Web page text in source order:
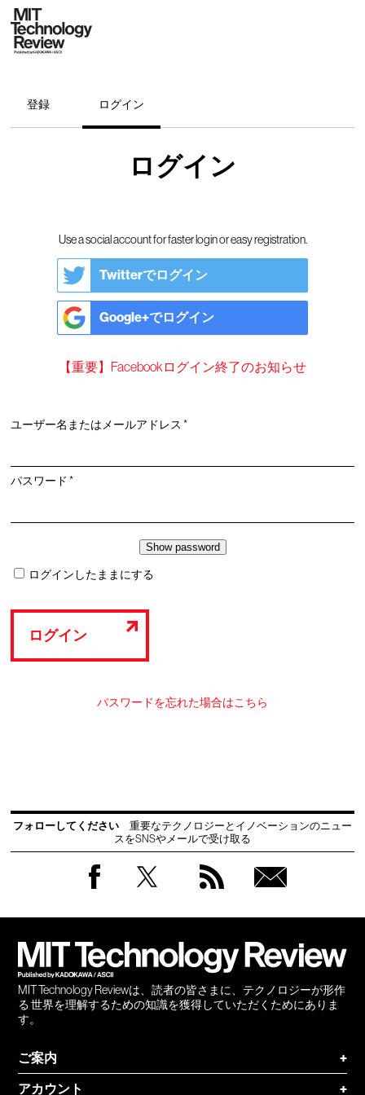
登録 ログイン
ログイン
Use a social account for faster login or easy registration.
Twitterでログイン
Google+でログイン
【重要】Facebookログイン終了のお知らせ
ユーザー名またはメールアドレス*必
パスワード*必
ログインしたままにする
ログイン
パスワードを忘れた場合はこちら
フォローしてください
重要なテクノロジーとイノベーションのニュー
スをSNSやメールで受け取る
MIT Technology Reviewは、読者の皆さまに、テクノロジーが形作
る 世界を理解するための知識を獲得していただくためにありま
す。
ご案内
+
アカウント
+